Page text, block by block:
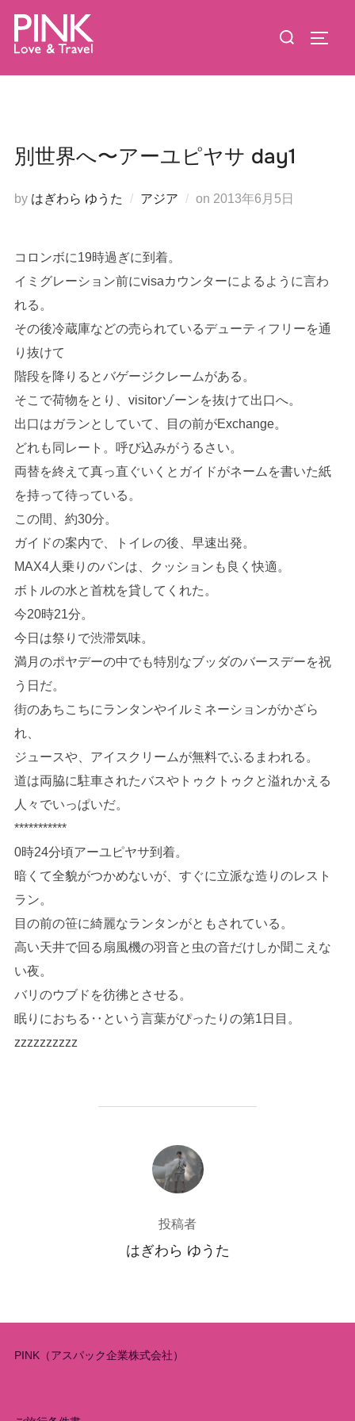
ン
検
対
別世界へ〜アーユピヤサ day1
by はぎわら ゆうた アジア on 投
2013年6月5日
コロンボに19時過ぎに到着。
イミグレーション前にvisaカウンターによるように言わ
れる。
その後冷蔵庫などの売られているデューティフリーを通
り抜けて
階段を降りるとバゲージクレームがある。
そこで荷物をとり、visitorゾーンを抜けて出口へ。
出口はガランとしていて、目の前がExchange。
どれも同レート。呼び込みがうるさい。
両替を終えて真っ直ぐいくとガイドがネームを書いた紙
を持って待っている。
この間、約30分。
ガイドの案内で、トイレの後、早速出発。
MAX4人乗りのバンは、クッションも良く快適。
ボトルの水と首枕を貸してくれた。
今20時21分。
今日は祭りで渋滞気味。
満月のポヤデーの中でも特別なブッダのバースデーを祝
う日だ。
街のあちこちにランタンやイルミネーションがかざら
れ、
ジュースや、アイスクリームが無料でふるまわれる。
道は両脇に駐車されたバスやトゥクトゥクと溢れかえる
人々でいっぱいだ。
***********
0時24分頃アーユピヤサ到着。
暗くて全貌がつかめないが、すぐに立派な造りのレスト
ラン。
目の前の笹に綺麗なランタンがともされている。
高い天井で回る扇風機の羽音と虫の音だけしか聞こえな
い夜。
バリのウブドを彷彿とさせる。
眠りにおちる‥という言葉がぴったりの第1日目。
zzzzzzzzzz
投稿者
投稿者
はぎわら ゆうた
PINK（アスパック企業株式会社）